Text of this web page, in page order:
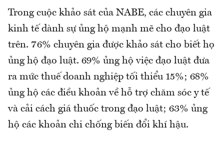
Trong cuộc khảo sát của NABE, các chuyên gia
kinh tế dành sự ủng hộ mạnh mẽ cho đạo luật
trên. 76% chuyên gia được khảo sát cho biết họ
ủng hộ đạo luật. 69% ủng hộ việc đạo luật đưa
ra mức thuế doanh nghiệp tối thiểu 15%; 68%
ủng hộ các điều khoản về hỗ trợ chăm sóc y tế
và cải cách giá thuốc trong đạo luật; 63% ủng
hộ các khoản chi chống biến đổi khí hậu.